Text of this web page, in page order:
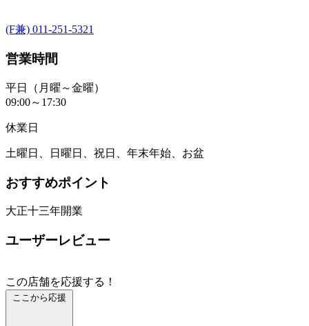
(F兼) 011-251-5321
営業時間
平日（月曜～金曜）
09:00～17:30
休業日
土曜日、日曜日、祝日、年末年始、お盆
おすすめポイント
大正十三年開業
ユーザーレビュー
この店舗を応援する！
ここから応援